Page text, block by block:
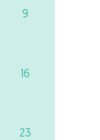
9
16
23